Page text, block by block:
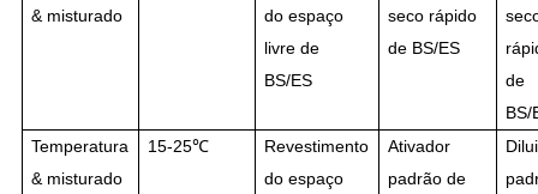
& misturado
do espaço
livre de
BS/ES
seco rápido
de BS/ES
de
BS/
Temperatura
& misturado
15-25℃
Revestimento
do espaço
Ativador
padrão de